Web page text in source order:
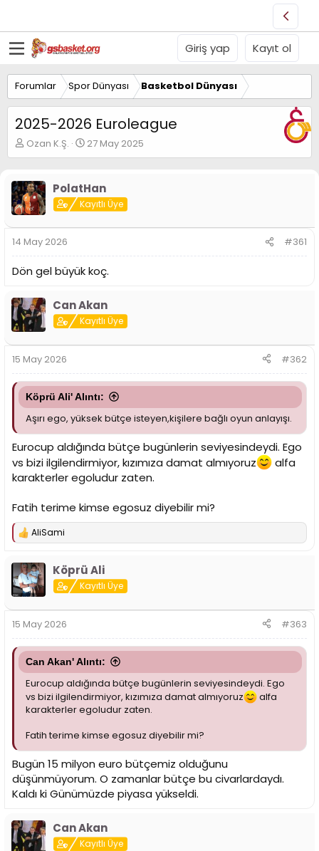
Giriş yap Kayıt ol
Forumlar Spor Dünyası Basketbol Dünyası
2025-2026 Euroleague
K
o
u
y
u
B
a
ş
l
a
a
n
Ozan K.Ş.
B
a
a
n
ı
t
a
h
i
27 May 2025
PolatHan
Kayıtlı Üye
14 May 2026 #361
Dön gel büyük koç.
Can Akan
Kayıtlı Üye
15 May 2026 #362
Köprü Ali' Alıntı:
Aşırı ego, yüksek bütçe isteyen,kişilere bağlı oyun anlayışı.
Eurocup aldığında bütçe bugünlerin seviyesindeydi. Ego
vs bizi ilgilendirmiyor, kızımıza damat almıyoruz
alfa
karakterler egoludur zaten.
Fatih terime kimse egosuz diyebilir mi?
T
p
k
i
l
:
AliSami
Köprü Ali
Kayıtlı Üye
15 May 2026 #363
Can Akan' Alıntı:
Eurocup aldığında bütçe bugünlerin seviyesindeydi. Ego
vs bizi ilgilendirmiyor, kızımıza damat almıyoruz
alfa
karakterler egoludur zaten.
Fatih terime kimse egosuz diyebilir mi?
Bugün 15 milyon euro bütçemiz olduğunu
düşünmüyorum. O zamanlar bütçe bu civarlardaydı.
Kaldı ki Günümüzde piyasa yükseldi.
Can Akan
Kayıtlı Üye